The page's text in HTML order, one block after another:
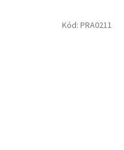
Kód: PRA0211